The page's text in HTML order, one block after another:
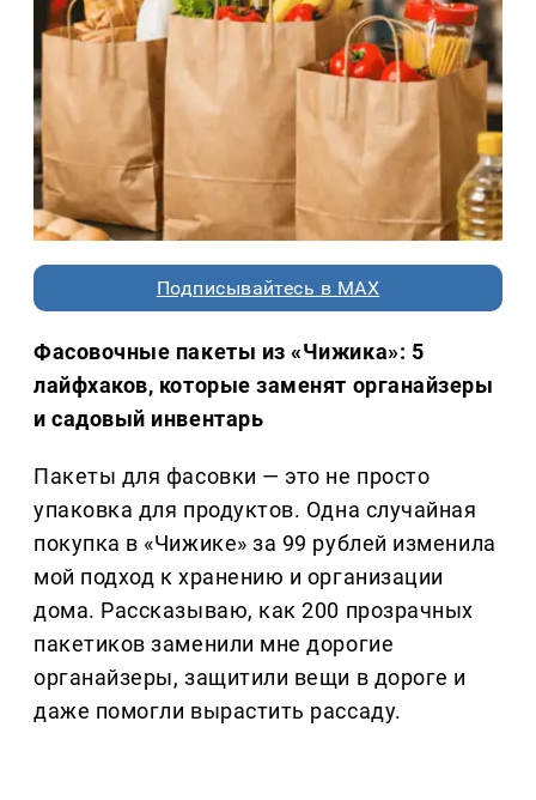
Подписывайтесь в MAX
Фасовочные пакеты из «Чижика»: 5
лайфхаков, которые заменят органайзеры
и садовый инвентарь
Пакеты для фасовки — это не просто
упаковка для продуктов. Одна случайная
покупка в «Чижике» за 99 рублей изменила
мой подход к хранению и организации
дома. Рассказываю, как 200 прозрачных
пакетиков заменили мне дорогие
органайзеры, защитили вещи в дороге и
даже помогли вырастить рассаду.